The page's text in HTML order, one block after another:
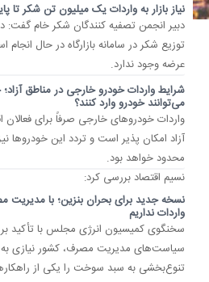
نیاز بازار به واردات یک میلیون تن شکر تا
دبیر انجمن تصفیه کنندگان شکر خام گفت:
توزیع شکر در سامانه بازارگاه در حال
عرضه وجود ندارد.
شرایط واردات خودرو خارجی در مناطق
می‌توانند خودرو وارد کنند؟
واردات خودروهای خارجی صرفاً برای
آزاد امکان پذیر است و تردد این خودروها
محدود خواهد بود.
نسیم اقتصاد بررسی کرد:
نسخه جدید برای بحران بنزین؛ با مدیریت
واردات نداریم
سخنگوی کمیسیون انرژی مجلس با تأکید
سیاست‌های مدیریت مصرف، کشور نیازی به
تنوع‌بخشی به سبد سوخت را یکی از